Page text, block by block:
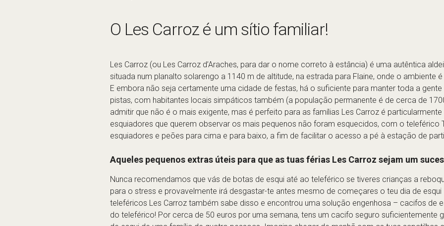
O Les Carroz é um sítio familiar!
Les Carroz (ou Les Carroz d’Araches, para dar o nome correto à estância) é uma autêntica
situada num planalto solarengo a 1140 m de altitude, na estrada para Flaine, onde o ambiente
E embora não seja certamente uma cidade de festas, há o suficiente para manter toda a
pistas, com habitantes locais simpáticos também (a população permanente é de cerca de
admitir que não é o mais exigente, mas é perfeito para as famílias Les Carroz é
esquiadores que querem observar os mais pequenos não foram esquecidos, com o teleférico
esquiadores e peões para cima e para baixo, a fim de facilitar o acesso a pé à estação de
Aqueles pequenos extras úteis para que as tuas férias Les Carroz sejam um
Nunca recomendamos que vás de botas de esqui até ao teleférico se tiveres crianças a
para o stress e provavelmente irá desgastar-te antes mesmo de começares o teu dia de esqui
teleféricos Les Carroz também sabe disso e encontrou uma solução engenhosa – cacifos de
do teleférico! Por cerca de 50 euros por uma semana, tens um cacifo seguro suficientemente